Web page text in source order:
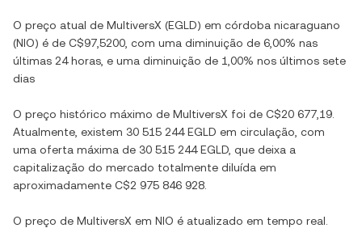
O preço atual de MultiversX (EGLD) em córdoba nicaraguano
(NIO) é de C$97,5200 , com uma diminuição de 6,00% nas
últimas 24 horas, e uma diminuição de 1,00% nos últimos sete
dias
O preço histórico máximo de MultiversX foi de C$20 677,19
Atualmente, existem 30 515 244 EGLD em circulação, com
uma oferta máxima de 30 515 244 EGLD , que deixa a
capitalização do mercado totalmente diluída em
aproximadamente C$2 975 846 928
O preço de MultiversX em NIO é atualizado em tempo real.